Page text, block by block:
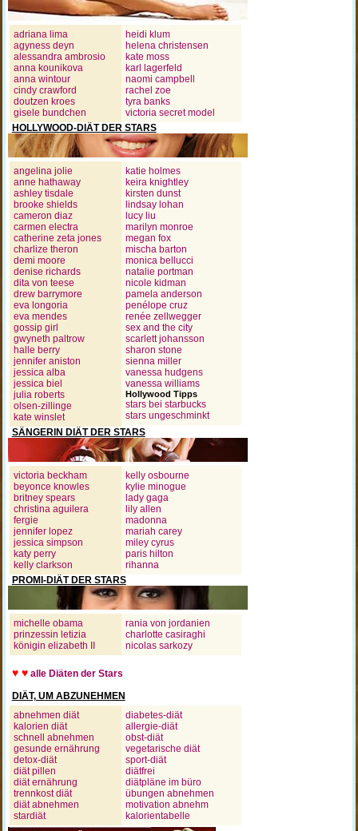
adriana lima
agyness deyn
alessandra ambrosio
anna kounikova
anna wintour
cindy crawford
doutzen kroes
gisele bundchen
heidi klum
helena christensen
kate moss
karl lagerfeld
naomi campbell
rachel zoe
tyra banks
victoria secret model
HOLLYWOOD-DIÄT DER STARS
angelina jolie
anne hathaway
ashley tisdale
brooke shields
cameron diaz
carmen electra
catherine zeta jones
charlize theron
demi moore
denise richards
dita von teese
drew barrymore
eva longoria
eva mendes
gossip girl
gwyneth paltrow
halle berry
jennifer aniston
jessica alba
jessica biel
julia roberts
olsen-zillinge
kate winslet
katie holmes
keira knightley
kirsten dunst
lindsay lohan
lucy liu
marilyn monroe
megan fox
mischa barton
monica bellucci
natalie portman
nicole kidman
pamela anderson
penélope cruz
renée zellwegger
sex and the city
scarlett johansson
sharon stone
sienna miller
vanessa hudgens
vanessa williams
Hollywood Tipps
stars bei starbucks
stars ungeschminkt
SÄNGERIN DIÄT DER STARS
victoria beckham
beyonce knowles
britney spears
christina aguilera
fergie
jennifer lopez
jessica simpson
katy perry
kelly clarkson
kelly osbourne
kylie minogue
lady gaga
lily allen
madonna
mariah carey
miley cyrus
paris hilton
rihanna
PROMI-DIÄT DER STARS
michelle obama
prinzessin letizia
königin elizabeth II
rania von jordanien
charlotte casiraghi
nicolas sarkozy
♥ ♥ alle Diäten der Stars
DIÄT, UM ABZUNEHMEN
abnehmen diät
kalorien diät
schnell abnehmen
gesunde ernährung
detox-diät
diät pillen
diät ernährung
trennkost diät
diät abnehmen
stardiät
diabetes-diät
allergie-diät
obst-diät
vegetarische diät
sport-diät
diätfrei
diätpläne im büro
übungen abnehmen
motivation abnehm
kalorientabelle